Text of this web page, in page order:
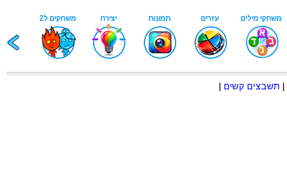
| תשבצים קשים |